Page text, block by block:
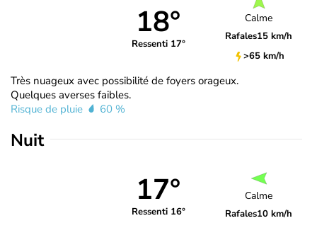
18°
Ressenti 17°
Calme
Rafales15 km/h
>65 km/h
Très nuageux avec possibilité de foyers orageux.
Quelques averses faibles.
Risque de pluie
60 %
Nuit
17°
Ressenti 16°
Calme
Rafales10 km/h